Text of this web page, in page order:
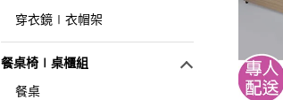
穿衣鏡∣衣帽架
餐桌椅∣桌櫃組
餐桌